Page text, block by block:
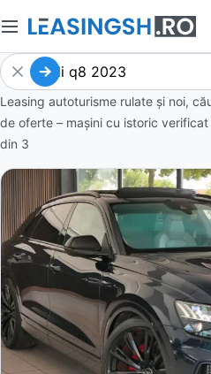
Leasing autoturisme rulate și noi,
de oferte – mașini cu istoric
din 3